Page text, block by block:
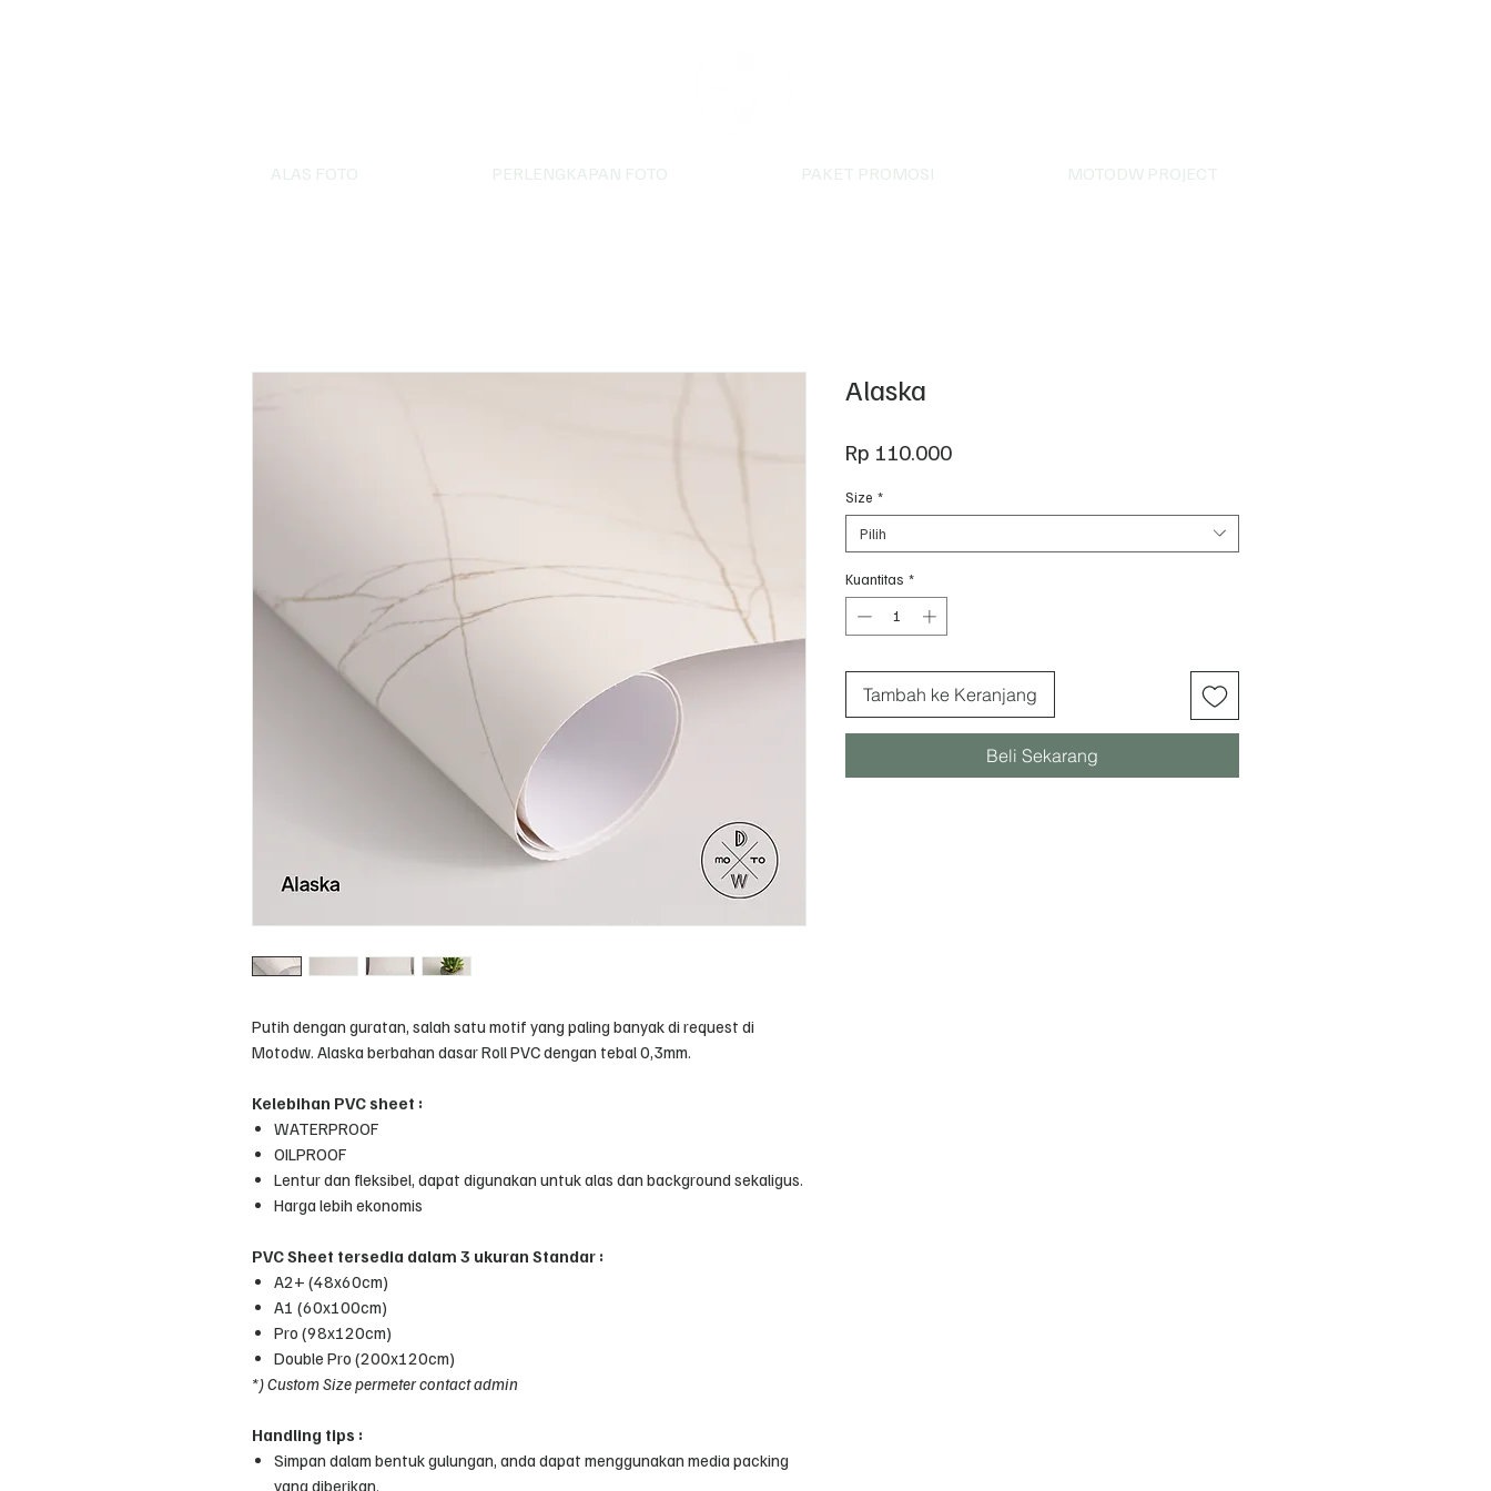
ALAS FOTO PERLENGKAPAN FOTO PAKET PROMOSI MOTODW PROJECT
Putih dengan guratan, salah satu motif yang paling banyak di request di
Motodw. Alaska berbahan dasar Roll PVC dengan tebal 0,3mm.
Kelebihan PVC sheet :
WATERPROOF
OILPROOF
Lentur dan fleksibel, dapat digunakan untuk alas dan background sekaligus.
Harga lebih ekonomis
PVC Sheet tersedia dalam 3 ukuran Standar :
A2+ (48x60cm)
A1 (60x100cm)
Pro (98x120cm)
Double Pro (200x120cm)
*) Custom Size permeter contact admin
Handling tips :
Simpan dalam bentuk gulungan, anda dapat menggunakan media packing
yang diberikan.
Alaska
Rp 110.000Harga
Size *
Pilih
Kuantitas *
Tambah ke Keranjang
Beli Sekarang